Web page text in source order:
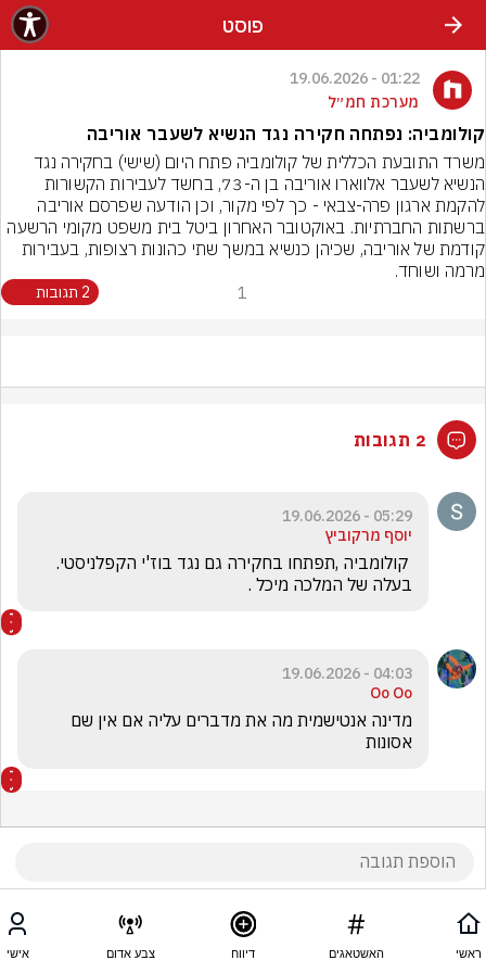
פוסט
01:22 - 19.06.2026
מערכת חמ״ל
קולומביה: נפתחה חקירה נגד הנשיא לשעבר אוריבה
מרמה ושוחד.
1 2 תגובות
2 תגובות
05:29 - 19.06.2026
יוסף מרקוביץ
בעלה של המלכה מיכל .
04:03 - 19.06.2026
Oo Oo
אסונות
ראשי האשטאגים דיווח צבע אדום אישי